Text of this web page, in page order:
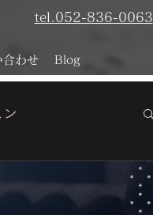
tel.052-836-0063
合わせ Blog
ン